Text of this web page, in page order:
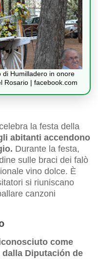
Humilladero in onore
Rosario | facebook.com
la festa della
abitanti accendono
Durante la festa,
sulle braci dei falò
vino dolce. È
si riuniscano
canzoni
come
Diputación de